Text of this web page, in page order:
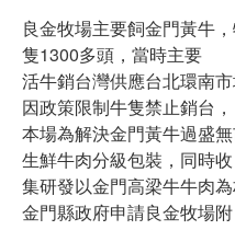
良金牧場主要飼金門黃牛
隻1300多頭，當時主要
活牛銷台灣供應台北環南
因政策限制牛隻禁止銷台，
本場為解決金門黃牛過盛
生鮮牛肉分級包裝，同時收
集研發以金門高梁牛牛肉
金門縣政府申請良金牧場附